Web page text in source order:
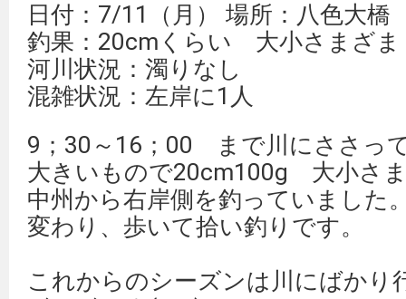
日付：7/11（月） 場所：八色大
釣果：20cmくらい 大小さまざま
河川状況：濁りなし
混雑状況：左岸に1人
9；30～16；00 まで川にささっ
大きいもので20cm100g 大小さ
中州から右岸側を釣っていました
変わり、歩いて拾い釣りです。
これからのシーズンは川にばかり